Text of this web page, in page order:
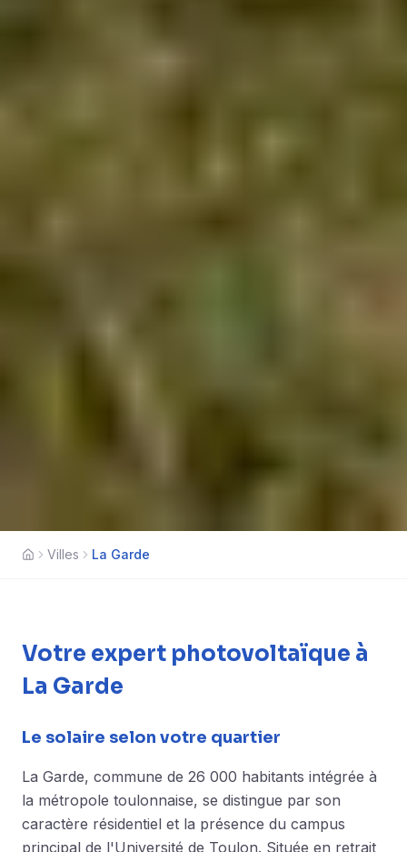
AccueilVilles La Garde
Votre expert photovoltaïque à
La Garde
Le solaire selon votre quartier
La Garde, commune de 26 000 habitants intégrée à
la métropole toulonnaise, se distingue par son
caractère résidentiel et la présence du campus
principal de l'Université de Toulon. Située en retrait